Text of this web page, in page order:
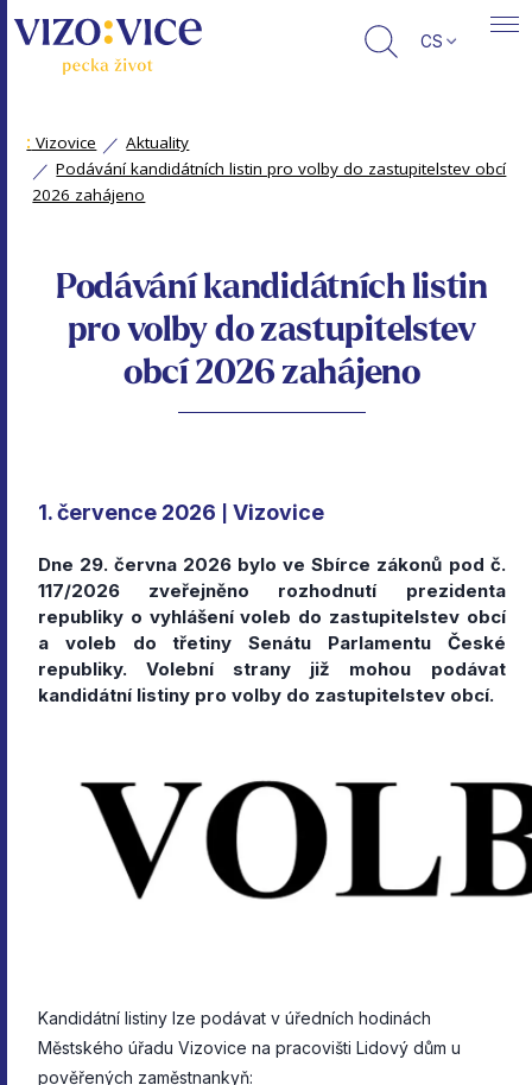
CS
: Vizovice
Aktuality
Podávání kandidátních listin pro volby do zastupitelstev obcí
2026 zahájeno
Podávání kandidátních listin
pro volby do zastupitelstev
obcí 2026 zahájeno
1. července 2026 Vizovice
Dne 29. června 2026 bylo ve Sbírce zákonů pod č.
117/2026 zveřejněno rozhodnutí prezidenta
republiky o vyhlášení voleb do zastupitelstev obcí
a voleb do třetiny Senátu Parlamentu České
republiky. Volební strany již mohou podávat
kandidátní listiny pro volby do zastupitelstev obcí.
Kandidátní listiny lze podávat v úředních hodinách
Městského úřadu Vizovice na pracovišti Lidový dům u
pověřených zaměstnankyň: